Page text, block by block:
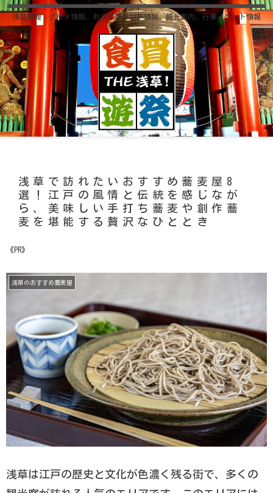
浅草情報；グルメ情報、おすすめランチ情報、観光案内、行事イベント情報
浅草で訪れたいおすすめ蕎麦屋8
選！江戸の風情と伝統を感じなが
ら、美味しい手打ち蕎麦や創作蕎
麦を堪能する贅沢なひととき
《PR》
浅草のおすすめ蕎麦屋
浅草は江戸の歴史と文化が色濃く残る街で、多くの